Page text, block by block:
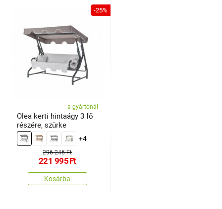
-25%
a gyártónál
Olea kerti hintaágy 3 fő
részére, szürke
+4
296 245 Ft
221 995Ft
Kosárba